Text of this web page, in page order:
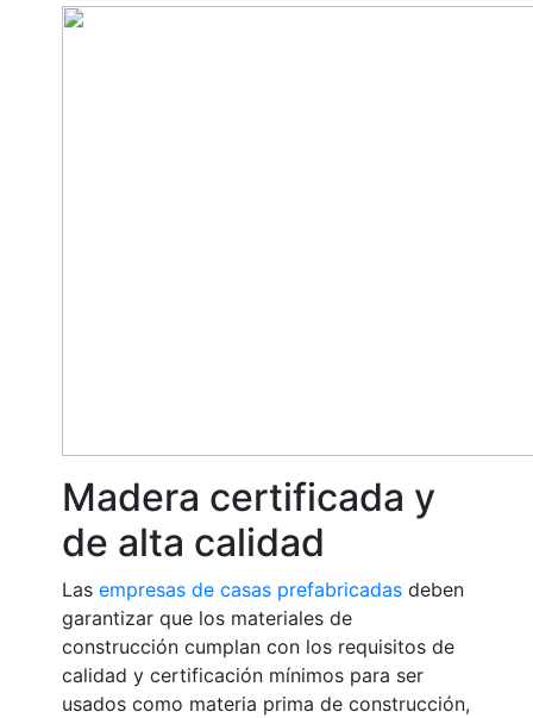
Madera certificada y
de alta calidad
Las empresas de casas prefabricadasdeben
garantizar que los materiales de
construcción cumplan con los requisitos de
calidad y certificación mínimos para ser
usados como materia prima de construcción,